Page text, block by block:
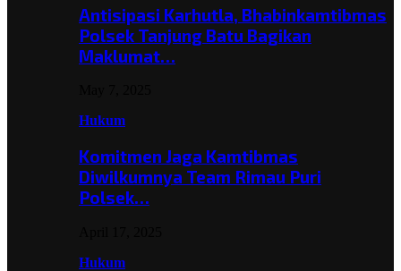
Antisipasi Karhutla, Bhabinkamtibmas
Polsek Tanjung Batu Bagikan
Maklumat…
Hukum
Komitmen Jaga Kamtibmas
Diwilkumnya Team Rimau Puri
Polsek…
Hukum